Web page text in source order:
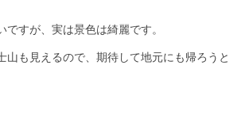
ですが、実は景色は綺麗です。
山も見えるので、期待して地元にも帰ろうと